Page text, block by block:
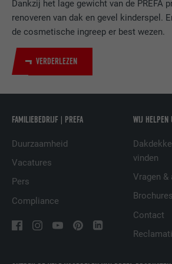
Dankzij het lage gewicht van de PREFA
renoveren van dak en gevel kinderspel.
de cosmetische ingreep er best wezen.
VERDERLEZEN
FAMILIEBEDRIJF | PREFA
Duurzaamheid
Vacatures
Pers
Compliance
WIJ HELPEN
vinden
Vragen &
Contact
van ingebedde
websites te volgen,
voorkeuren van de
reclame te presenteren.